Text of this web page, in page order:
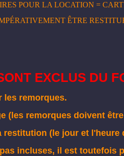
POUR LA LOCATION =
ÊTRE
EXCLUS DU
les remorques.
(les remorques doivent
restitution (le jour et
incluses, il est toutefois